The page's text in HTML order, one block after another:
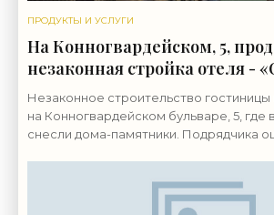
ПРОДУКТЫ И УСЛУГИ
На Конногвардейском, 5,
незаконная стройка отеля -
новости строительства»
Незаконное строительство
на Конногвардейском бульваре, 5, где
снесли дома-памятники. Подрядчика